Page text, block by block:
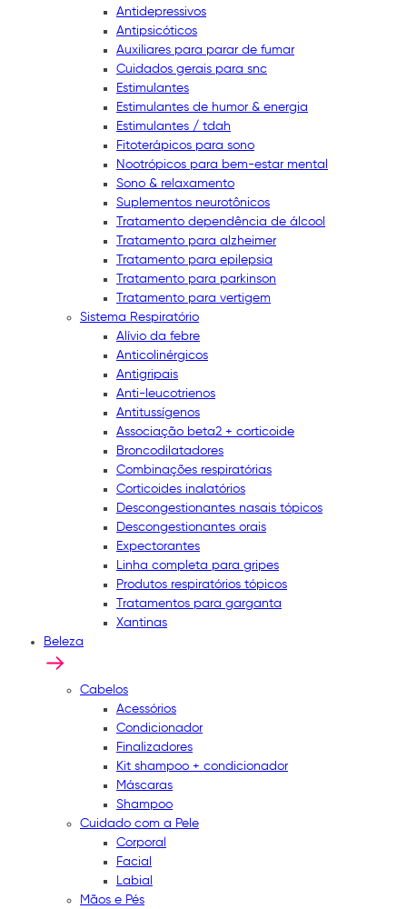
Antidepressivos
Antipsicóticos
Auxiliares para parar de fumar
Cuidados gerais para snc
Estimulantes
Estimulantes de humor & energia
Estimulantes / tdah
Fitoterápicos para sono
Nootrópicos para bem-estar mental
Sono & relaxamento
Suplementos neurotônicos
Tratamento dependência de álcool
Tratamento para alzheimer
Tratamento para epilepsia
Tratamento para parkinson
Tratamento para vertigem
Sistema Respiratório
Alívio da febre
Anticolinérgicos
Antigripais
Anti-leucotrienos
Antitussígenos
Associação beta2 + corticoide
Broncodilatadores
Combinações respiratórias
Corticoides inalatórios
Descongestionantes nasais tópicos
Descongestionantes orais
Expectorantes
Linha completa para gripes
Produtos respiratórios tópicos
Tratamentos para garganta
Xantinas
Beleza
Cabelos
Acessórios
Condicionador
Finalizadores
Kit shampoo + condicionador
Máscaras
Shampoo
Cuidado com a Pele
Corporal
Facial
Labial
Mãos e Pés